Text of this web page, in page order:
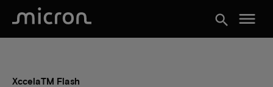
search menu
XccelaTM Flash